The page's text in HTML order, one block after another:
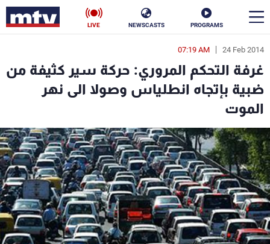
PROGRAMS
NEWSCASTS
LIVE
24 Feb 2014
07:19 AM
غرفة التحكم المروري: حركة سير كثيفة من
ضبية بإتجاه انطلياس وصولا الى نهر
الموت
en
الأخبار
سياسة
إقتصاد فن
منوعات رياضة
كأس العالم